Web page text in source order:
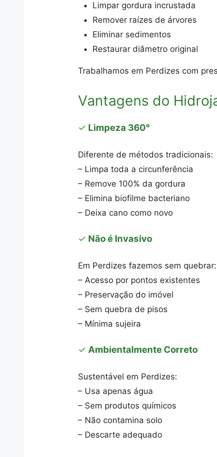
Limpar gordura incrustada
Remover raízes de árvores
Eliminar sedimentos
Restaurar diâmetro original
Trabalhamos em Perdizes com
Vantagens do
✓ Limpeza 360°
Diferente de métodos tradicionais:
– Limpa toda a circunferência
– Remove 100% da gordura
– Elimina biofilme bacteriano
– Deixa cano como novo
✓ Não é Invasivo
Em Perdizes fazemos sem quebrar:
– Acesso por pontos existentes
– Preservação do imóvel
– Sem quebra de pisos
– Mínima sujeira
✓Ambientalmente Correto
Sustentável em Perdizes:
– Usa apenas água
– Sem produtos químicos
– Não contamina solo
– Descarte adequado